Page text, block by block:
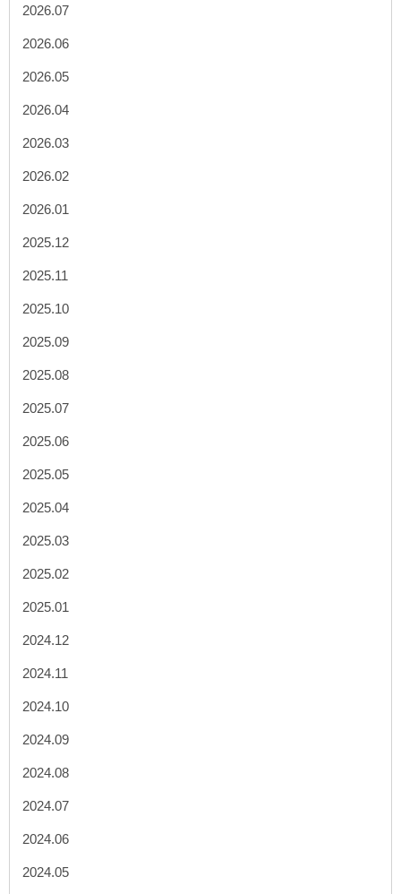
2026.07
2026.06
2026.05
2026.04
2026.03
2026.02
2026.01
2025.12
2025.11
2025.10
2025.09
2025.08
2025.07
2025.06
2025.05
2025.04
2025.03
2025.02
2025.01
2024.12
2024.11
2024.10
2024.09
2024.08
2024.07
2024.06
2024.05